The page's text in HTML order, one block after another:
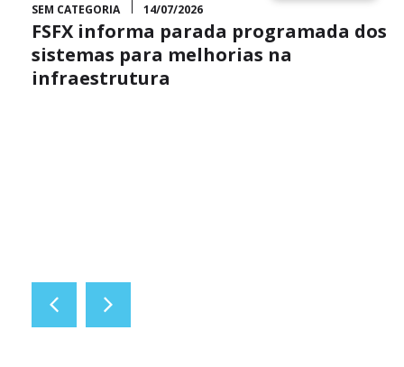
SEM CATEGORIA 14/07/2026
FSFX informa parada programada dos
sistemas para melhorias na
infraestrutura